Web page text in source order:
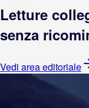
Letture
senza
Vedi area editoriale